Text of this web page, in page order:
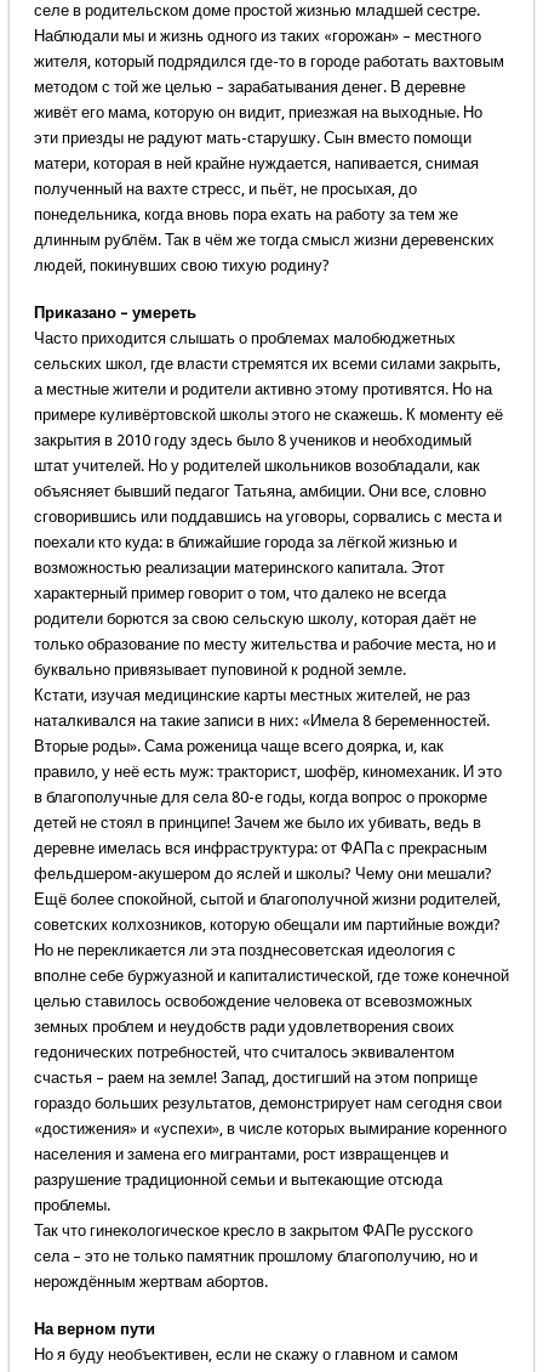
селе в родительском доме простой жизнью младшей сестре.
Наблюдали мы и жизнь одного из таких «горожан» – местного
жителя, который подрядился где-то в городе работать вахтовым
методом с той же целью – зарабатывания денег. В деревне
живёт его мама, которую он видит, приезжая на выходные. Но
эти приезды не радуют мать-старушку. Сын вместо помощи
матери, которая в ней крайне нуждается, напивается, снимая
полученный на вахте стресс, и пьёт, не просыхая, до
понедельника, когда вновь пора ехать на работу за тем же
длинным рублём. Так в чём же тогда смысл жизни деревенских
людей, покинувших свою тихую родину?
Приказано – умереть
Часто приходится слышать о проблемах малобюджетных
сельских школ, где власти стремятся их всеми силами закрыть,
а местные жители и родители активно этому противятся. Но на
примере куливёртовской школы этого не скажешь. К моменту её
закрытия в 2010 году здесь было 8 учеников и необходимый
штат учителей. Но у родителей школьников возобладали, как
объясняет бывший педагог Татьяна, амбиции. Они все, словно
сговорившись или поддавшись на уговоры, сорвались с места и
поехали кто куда: в ближайшие города за лёгкой жизнью и
возможностью реализации материнского капитала. Этот
характерный пример говорит о том, что далеко не всегда
родители борются за свою сельскую школу, которая даёт не
только образование по месту жительства и рабочие места, но и
буквально привязывает пуповиной к родной земле.
Кстати, изучая медицинские карты местных жителей, не раз
наталкивался на такие записи в них: «Имела 8 беременностей.
Вторые роды». Сама роженица чаще всего доярка, и, как
правило, у неё есть муж: тракторист, шофёр, киномеханик. И это
в благополучные для села 80-е годы, когда вопрос о прокорме
детей не стоял в принципе! Зачем же было их убивать, ведь в
деревне имелась вся инфраструктура: от ФАПа с прекрасным
фельдшером-акушером до яслей и школы? Чему они мешали?
Ещё более спокойной, сытой и благополучной жизни родителей,
советских колхозников, которую обещали им партийные вожди?
Но не перекликается ли эта позднесоветская идеология с
вполне себе буржуазной и капиталистической, где тоже конечной
целью ставилось освобождение человека от всевозможных
земных проблем и неудобств ради удовлетворения своих
гедонических потребностей, что считалось эквивалентом
счастья – раем на земле! Запад, достигший на этом поприще
гораздо больших результатов, демонстрирует нам сегодня свои
«достижения» и «успехи», в числе которых вымирание коренного
населения и замена его мигрантами, рост извращенцев и
разрушение традиционной семьи и вытекающие отсюда
проблемы.
Так что гинекологическое кресло в закрытом ФАПе русского
села – это не только памятник прошлому благополучию, но и
нерождённым жертвам абортов.
На верном пути
Но я буду необъективен, если не скажу о главном и самом